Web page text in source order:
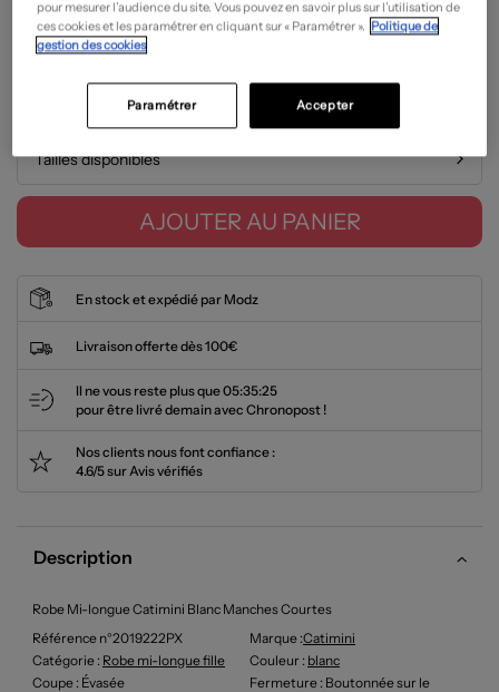
25,78€
Prix boutique : 85,90€
Guide des tailles
Tailles disponibles
AJOUTER AU PANIER
En stock et expédié par Modz
Livraison offerte dès 100€
Il ne vous reste plus que05:35:24
pour être livré demain avec Chronopost !
Nos clients nous font confiance :
4.6/5 sur Avis vérifiés
Description
Robe Mi-longue Catimini Blanc Manches Courtes
Référence n°2019222PX
Marque :Catimini
Catégorie : Robe mi-longue fille Couleur : blanc
Coupe : Évasée Fermeture : Boutonnée sur le
pour mesurer l’audience du site. Vous pouvez en savoir plus sur l’utilisation de
ces cookies et les paramétrer en cliquant sur « Paramétrer ». Politique de
gestion des cookies
Accepter
Paramétrer